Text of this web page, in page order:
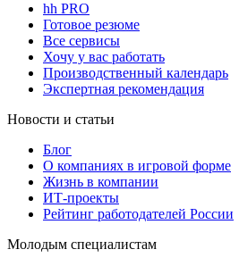
hh PRO
Готовое резюме
Все сервисы
Хочу у вас работать
Производственный календарь
Экспертная рекомендация
Новости и статьи
Блог
О компаниях в игровой форме
Жизнь в компании
ИТ-проекты
Рейтинг работодателей России
Молодым специалистам